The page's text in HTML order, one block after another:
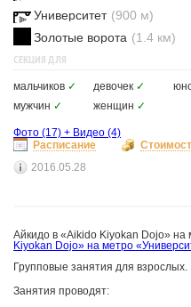
Университет (900 м)
Золотые ворота (1.4 км)
СЕКЦИЯ ДЛЯ
мальчиков ✓ девочек ✓
мужчин ✓ женщин ✓
Фото (17) + Видео (4)
Расписание
2016.05.28
Айкидо в «Aikido Kiyokan Dojo» на
Kiyokan Dojo» на метро
Групповые занятия для взрослых.
Занятия проводят: